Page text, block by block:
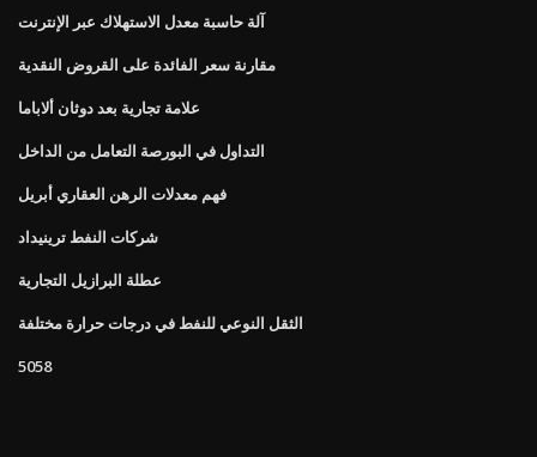
آلة حاسبة معدل الاستهلاك عبر الإنترنت
مقارنة سعر الفائدة على القروض النقدية
علامة تجارية بعد دوثان ألاباما
التداول في البورصة التعامل من الداخل
فهم معدلات الرهن العقاري أبريل
شركات النفط ترينيداد
عطلة البرازيل التجارية
الثقل النوعي للنفط في درجات حرارة مختلفة
5058